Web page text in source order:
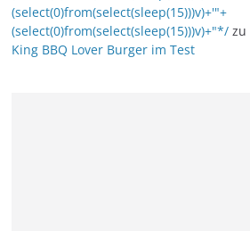
(select(0)from(select(sleep(15)))v)+'"+
(select(0)from(select(sleep(15)))v)+"*/ zu
King BBQ Lover Burger im Test